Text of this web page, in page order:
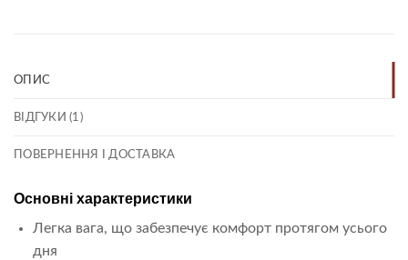
ОПИС
ВІДГУКИ (1)
ПОВЕРНЕННЯ І ДОСТАВКА
Основні характеристики
Легка вага, що забезпечує комфорт протягом усього
дня